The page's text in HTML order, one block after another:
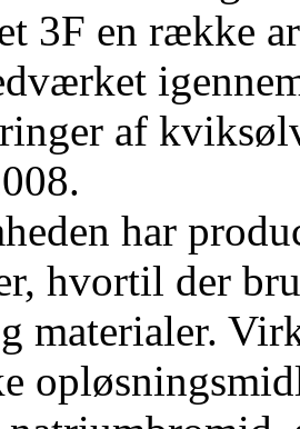
3F en række
af
har
hvortil der
materialer.